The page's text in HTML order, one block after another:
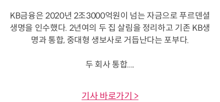
KB금융은 2020년 2조3000억원이 넘는 자금으로 푸르덴셜
생명을 인수했다. 2년여의 두 집 살림을 정리하고 기존 KB생
명과 통합, 중대형 생보사로 거듭난다는 포부다.
두 회사 통합....
기사 바로가기 >